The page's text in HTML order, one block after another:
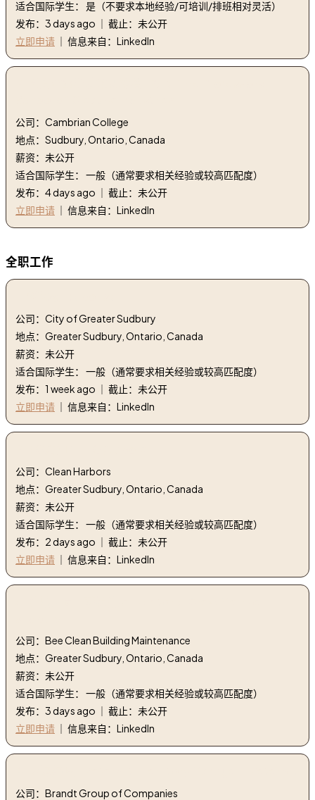
适合国际学生： 是（不要求本地经验/可培训/排班相对灵活）
发布：3 days ago ｜ 截止：未公开
立即申请 ｜ 信息来自：LinkedIn
公司：Cambrian College
地点：Sudbury, Ontario, Canada
薪资：未公开
适合国际学生： 一般（通常要求相关经验或较高匹配度）
发布：4 days ago ｜ 截止：未公开
立即申请 ｜ 信息来自：LinkedIn
全职工作
公司：City of Greater Sudbury
地点：Greater Sudbury, Ontario, Canada
薪资：未公开
适合国际学生： 一般（通常要求相关经验或较高匹配度）
发布：1 week ago ｜ 截止：未公开
立即申请 ｜ 信息来自：LinkedIn
公司：Clean Harbors
地点：Greater Sudbury, Ontario, Canada
薪资：未公开
适合国际学生： 一般（通常要求相关经验或较高匹配度）
发布：2 days ago ｜ 截止：未公开
立即申请 ｜ 信息来自：LinkedIn
公司：Bee Clean Building Maintenance
地点：Greater Sudbury, Ontario, Canada
薪资：未公开
适合国际学生： 一般（通常要求相关经验或较高匹配度）
发布：3 days ago ｜ 截止：未公开
立即申请 ｜ 信息来自：LinkedIn
公司：Brandt Group of Companies